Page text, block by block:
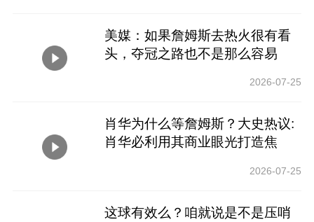
美媒：如果詹姆斯去热火很有看
头，夺冠之路也不是那么容易
2026-07-25
肖华为什么等詹姆斯？大史热议:
肖华必利用其商业眼光打造焦
2026-07-25
这球有效么？咱就说是不是压哨